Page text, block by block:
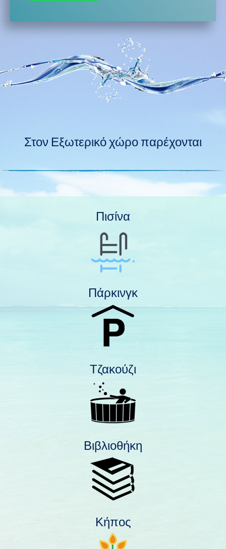
Στον Εξωτερικό χώρο παρέχονται
Πισίνα
Πάρκινγκ
Τζακούζι
Βιβλιοθήκη
Κήπος